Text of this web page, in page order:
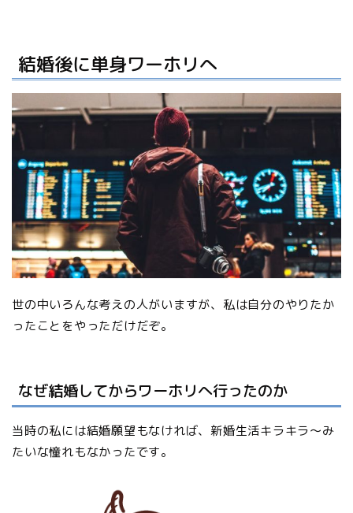
結婚後に単身ワーホリへ
世の中いろんな考えの人がいますが、私は自分のやりたか
ったことをやっただけだぞ。
なぜ結婚してからワーホリへ行ったのか
当時の私には結婚願望もなければ、新婚生活キラキラ〜み
たいな憧れもなかったです。